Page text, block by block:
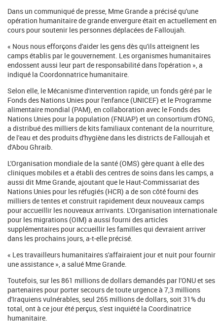
Dans un communiqué de presse, Mme Grande a précisé qu'une
opération humanitaire de grande envergure était en actuellement en
cours pour soutenir les personnes déplacées de Falloujah.
« Nous nous efforçons d'aider les gens dès qu'ils atteignent les
camps établis par le gouvernement. Les organismes humanitaires
endossent aussi leur part de responsabilité dans l'opération », a
indiqué la Coordonnatrice humanitaire.
Selon elle, le Mécanisme d'intervention rapide, un fonds géré par le
Fonds des Nations Unies pour l'enfance (UNICEF) et le Programme
alimentaire mondial (PAM), en collaboration avec le Fonds des
Nations Unies pour la population (FNUAP) et un consortium d'ONG,
a distribué des milliers de kits familiaux contenant de la nourriture,
de l'eau et des produits d'hygiène dans les districts de Falloujah et
d'Abou Ghraib.
L'Organisation mondiale de la santé (OMS) gère quant à elle des
cliniques mobiles et a établi des centres de soins dans les camps, a
aussi dit Mme Grande, ajoutant que le Haut-Commissariat des
Nations Unies pour les réfugiés (HCR) a de son côté fourni des
milliers de tentes et construit rapidement deux nouveaux camps
pour accueillir les nouveaux arrivants. L'Organisation internationale
pour les migrations (OIM) a aussi fourni des articles
supplémentaires pour accueillir les familles qui devraient arriver
dans les prochains jours, a-t-elle précisé.
« Les travailleurs humanitaires s'affairaient jour et nuit pour fournir
une assistance », a salué Mme Grande.
Toutefois, sur les 861 millions de dollars demandés par l'ONU et ses
partenaires pour porter secours de toute urgence à 7,3 millions
d'Iraquiens vulnérables, seul 265 millions de dollars, soit 31% du
total, ont à ce jour été perçus, s'est inquiété la Coordinatrice
humanitaire.